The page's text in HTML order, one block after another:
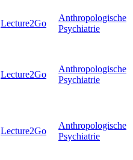
Lecture2Go
Anthropologische
Psychiatrie
Lecture2Go
Anthropologische
Psychiatrie
Lecture2Go
Anthropologische
Psychiatrie